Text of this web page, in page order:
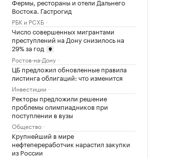
Востока. Гастрогид
РБК и РСХБ
Число совершенных мигрантами
преступлений на Дону снизилось на
29% за год
Ростов-на-Дону
ЦБ предложил обновленные правила
листинга облигаций: что изменится
Инвестиции
Ректоры предложили решение
проблемы олимпиадников при
поступлении в вузы
Общество
Крупнейший в мире
нефтепереработчик нарастил закупки
из России